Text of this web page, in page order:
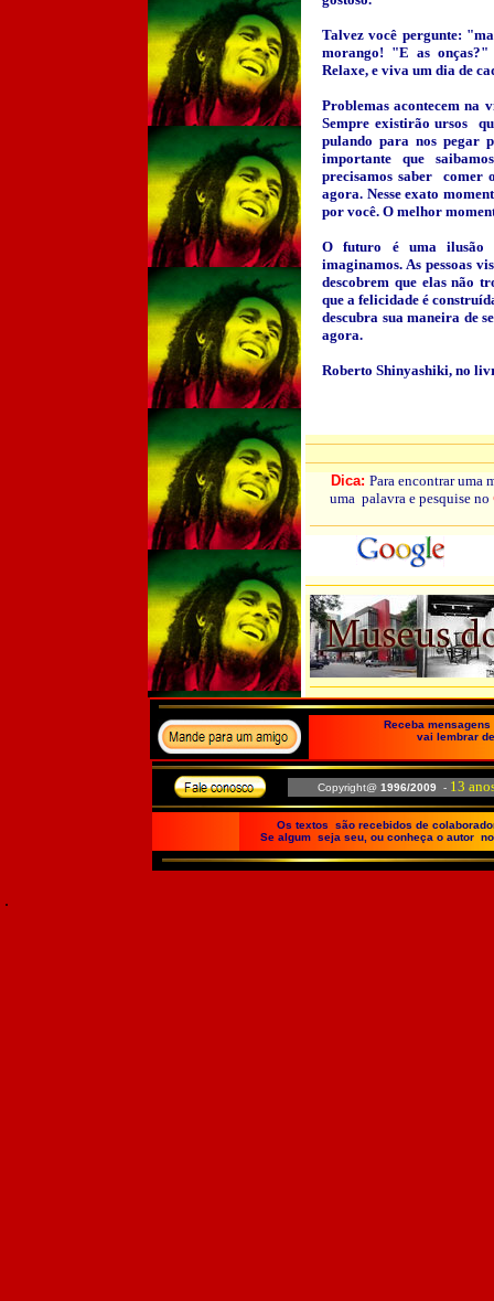
Talvez você pergunte:
morango! "E as
Relaxe, e viva um dia de
Problemas acontecem na
Sempre existirão ursos
pulando para nos pegar
importante que
precisamos saber comer
agora. Nesse exato
por você. O melhor
O futuro é uma ilusão
imaginamos. As pessoas
descobrem que elas não
que a felicidade é
descubra sua maneira de
agora.
Roberto Shinyashiki, no
Dica: Para encontrar uma
uma palavra e pesquise no
Receba
vai lembrar
Copyright@ 1996/2009 - 13
Os textos são recebidos de
Se algum seja seu, ou conheça o autor
.